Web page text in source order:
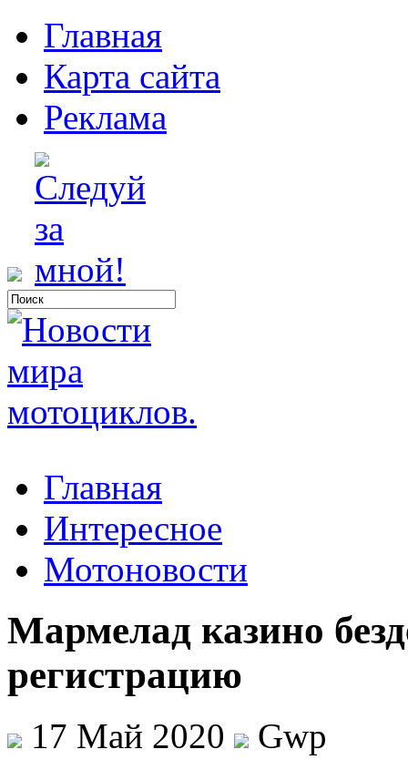
Главная
Карта сайта
Реклама
Главная
Интересное
Мотоновости
Мармелад казино
регистрацию
17 Май 2020
Gwp